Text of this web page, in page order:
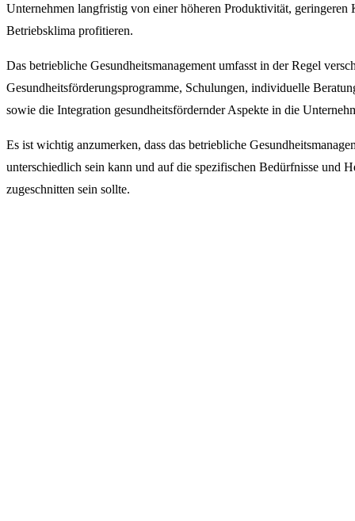
Unternehmen langfristig von einer höheren Produktivität, geringeren
Betriebsklima profitieren.
Das betriebliche Gesundheitsmanagement umfasst in der Regel
Gesundheitsförderungsprogramme, Schulungen, individuelle
sowie die Integration gesundheitsfördernder Aspekte in die
Es ist wichtig anzumerken, dass das betriebliche
unterschiedlich sein kann und auf die spezifischen Bedürfnisse und
zugeschnitten sein sollte.